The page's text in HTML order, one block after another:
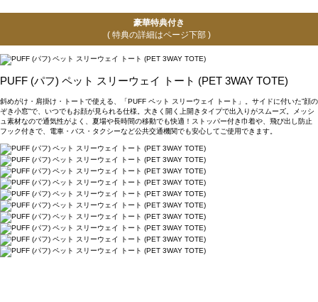
豪華特典付き
( 特典の詳細はページ下部 )
PUFF (パフ) ペット スリーウェイ トート (PET 3WAY TOTE)
斜めがけ・肩掛け・トートで使える、「PUFF ペット スリーウェイ トート」。サイドに付いた”顔の
ぞき小窓”で、いつでもお顔が見られる仕様。大きく開く上開きタイプで出入りがスムーズ。メッシ
ュ素材なので通気性がよく、夏場や長時間の移動でも快適！ストッパー付き巾着や、飛び出し防止
フック付きで、電車・バス・タクシーなど公共交通機関でも安心してご使用できます。